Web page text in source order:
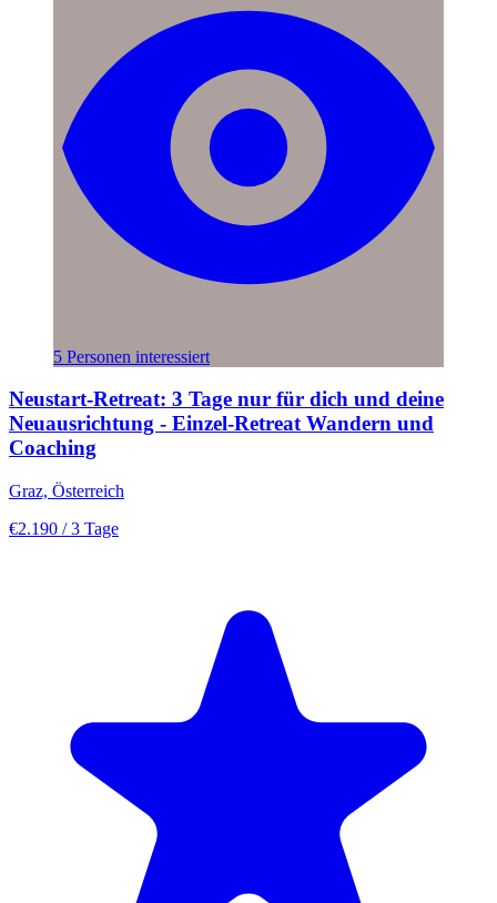
5 Personen interessiert
Neustart-Retreat: 3 Tage nur für dich und deine
Neuausrichtung - Einzel-Retreat Wandern und
Coaching
Graz, Österreich
€2.190 / 3 Tage